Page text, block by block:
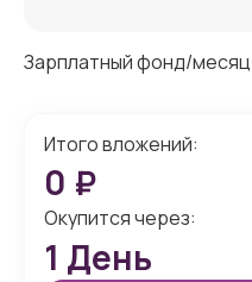
Зарплатный фонд/
Итого вложений:
0 ₽
Окупится через:
1 День